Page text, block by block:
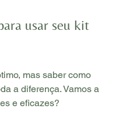
usar seu kit
mas saber como
a diferença. Vamos a
e eficazes?